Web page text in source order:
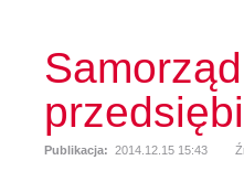
Publikacja: 2014.12.15 15:43